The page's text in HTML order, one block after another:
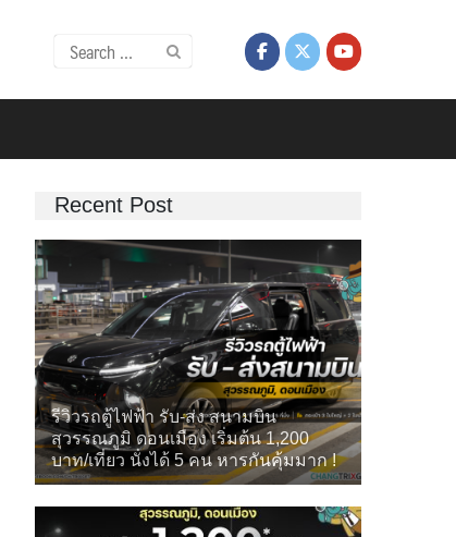
Search
for:
Recent Post
รีวิวรถตู้ไฟฟ้า รับ-ส่ง สนามบิน
สุวรรณภูมิ ดอนเมือง เริ่มต้น 1,200
บาท/เที่ยว นั่งได้ 5 คน หารกันคุ้มมาก !